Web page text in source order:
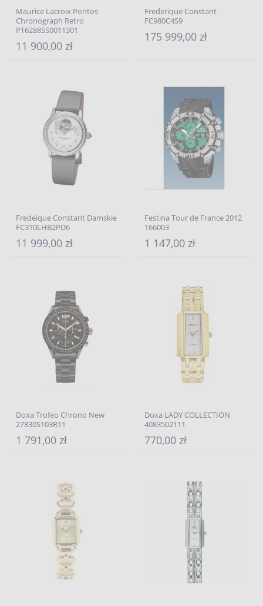
Maurice Lacroix Pontos
Chronograph Retro
PT6288SS0011301
11 900,00 zł
Frederique Constant
FC980C4S9
175 999,00 zł
Fredeique Constant Damskie
FC310LHB2PD6
11 999,00 zł
Festina Tour de France 2012
166003
1 147,00 zł
Doxa Trofeo Chrono New
27830S103R11
1 791,00 zł
Doxa LADY COLLECTION
4083502111
770,00 zł